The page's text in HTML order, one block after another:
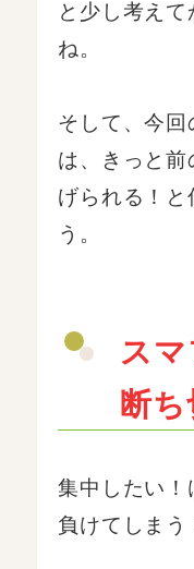
と少し考え
ね。
そして、今回
は、きっと
げられる！と
う。
ス
断
集中したい
負けてしまう